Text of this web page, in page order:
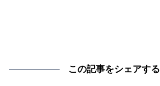
この記事をシェアする